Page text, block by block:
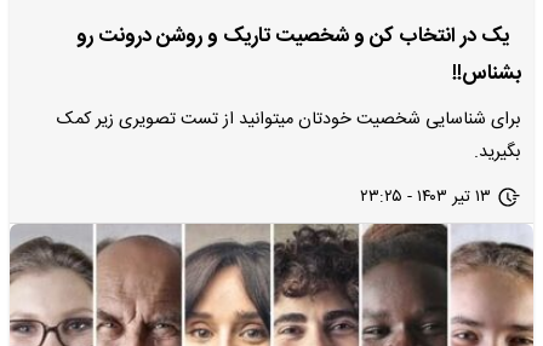
یک در انتخاب کن و شخصیت تاریک و روشن درونت رو
بشناس!!
برای شناسایی شخصیت خودتان میتوانید از تست تصویری زیر کمک
بگیرید.
۱۳ تیر ۱۴۰۳ - ۲۳:۲۵